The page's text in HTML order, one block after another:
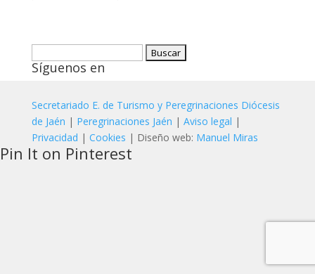
Síguenos en
Secretariado E. de Turismo y Peregrinaciones Diócesis
de Jaén | Peregrinaciones Jaén | Aviso legal |
Privacidad | Cookies | Diseño web: Manuel Miras
Pin It on Pinterest